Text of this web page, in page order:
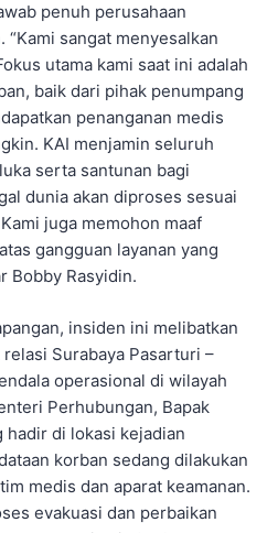
penuh perusahaan
sangat menyesalkan
utama kami saat ini adalah
baik dari pihak penumpang
penanganan medis
KAI menjamin seluruh
serta santunan bagi
dunia akan diproses sesuai
juga memohon maaf
gangguan layanan yang
Bobby Rasyidin.
insiden ini melibatkan
Surabaya Pasarturi –
operasional di wilayah
Perhubungan, Bapak
hadir di lokasi kejadian
korban sedang dilakukan
medis dan aparat keamanan.
evakuasi dan perbaikan